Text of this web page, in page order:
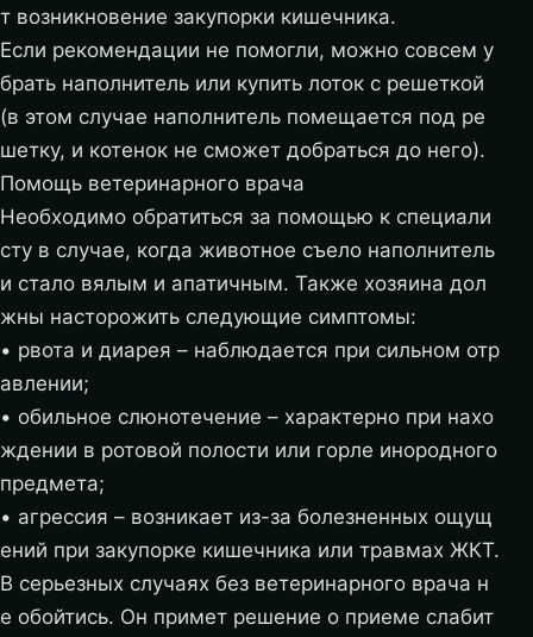
т возникновение закупорки кишечника.
Если рекомендации не помогли, можно совсем у
брать наполнитель или купить лоток с решеткой
(в этом случае наполнитель помещается под ре
шетку, и котенок не сможет добраться до него).
Помощь ветеринарного врача
Необходимо обратиться за помощью к специали
сту в случае, когда животное съело наполнитель
и стало вялым и апатичным. Также хозяина дол
жны насторожить следующие симптомы:
• рвота и диарея – наблюдается при сильном отр
авлении;
• обильное слюнотечение – характерно при нахо
ждении в ротовой полости или горле инородного
предмета;
• агрессия – возникает из-за болезненных ощущ
ений при закупорке кишечника или травмах ЖКТ.
В серьезных случаях без ветеринарного врача н
е обойтись. Он примет решение о приеме слабит